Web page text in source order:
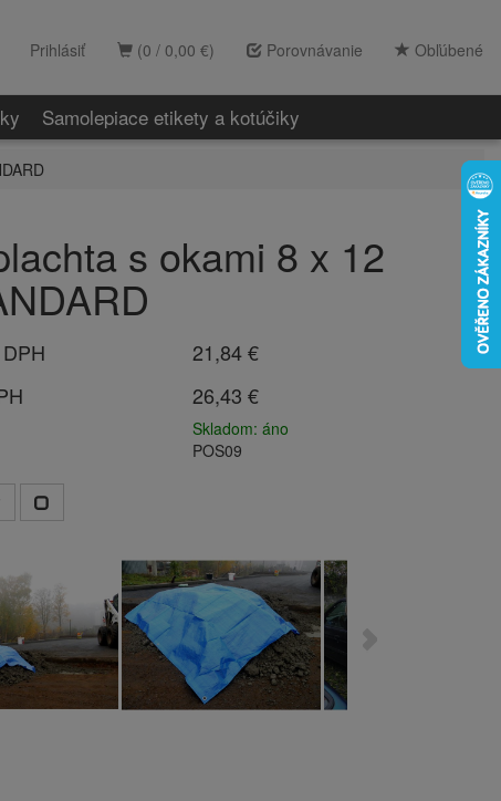
(0 / 0,00 €) Porovnávanie Obľúbené
Prihlásiť
Samolepiace etikety a kotúčiky
s okami 8 x 12
21,84 €
26,43 €
Skladom: áno
POS09